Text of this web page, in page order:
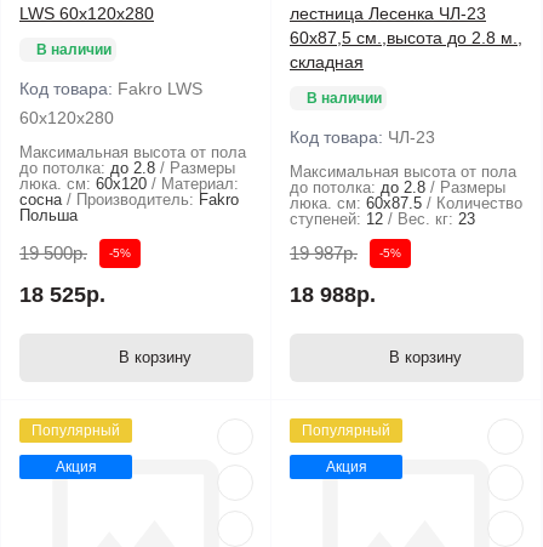
LWS 60х120х280
В наличии
Код товара: Fakro LWS
60х120х280
Максимальная высота от пола
до потолка: до 2.8
Размеры
люка. см: 60x120
Материал:
сосна
Производитель: Fakro
Польша
19 500р. -5%
18 525р.
В корзину
лестница Лесенка ЧЛ-23
60x87,5 см.,высота до 2.8 м.,
складная
В наличии
Код товара: ЧЛ-23
Максимальная высота от пола
до потолка: до 2.8
Размеры
люка. см: 60х87.5
Количество
ступеней: 12 Вес. кг: 23
19 987р. -5%
18 988р.
В корзину
Популярный
Акция
Популярный
Акция